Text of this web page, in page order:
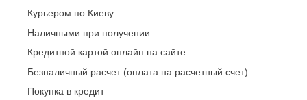
Курьером по Киеву
Наличными при получении
Кредитной картой онлайн на сайте
Безналичный расчет (оплата на расчетный счет)
Покупка в кредит